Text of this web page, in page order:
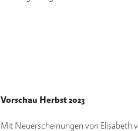
Vorschau Herbst 2023
Mit Neuerscheinungen von Elisabeth